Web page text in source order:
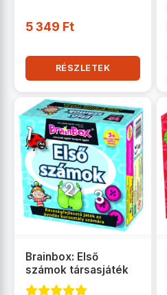
5 349 Ft
RÉSZLETEK
Brainbox: Első
számok társasjáték